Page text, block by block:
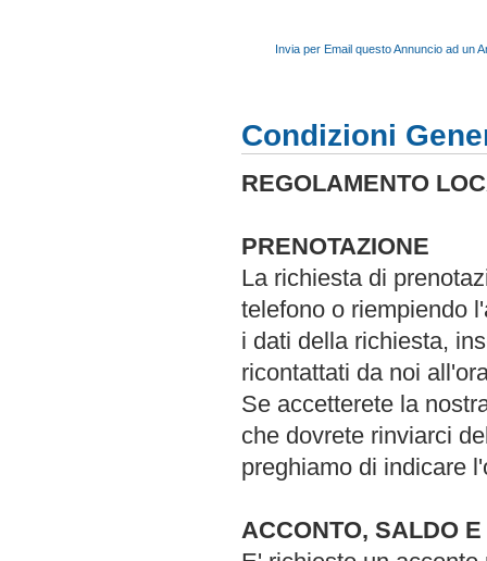
Invia per Email questo Annuncio ad un
Condizioni
REGOLAMENTO
PRENOTAZIONE
La richiesta di
telefono o riempiendo
i dati della richiesta,
ricontattati da noi
Se accetterete la
che dovrete rinviarci
preghiamo di indicare
ACCONTO, SALDO